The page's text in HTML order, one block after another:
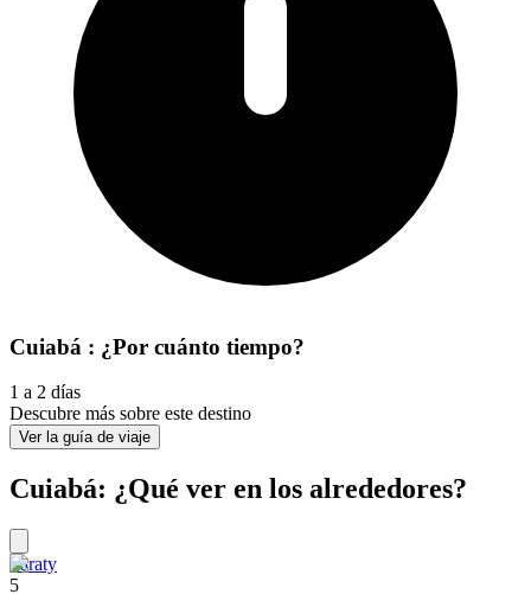
Cuiabá : ¿Por cuánto tiempo?
1 a 2 días
Descubre más sobre este destino
Ver la guía de viaje
Cuiabá: ¿Qué ver en los alrededores?
Paraty
5